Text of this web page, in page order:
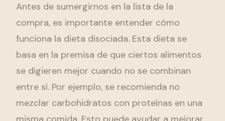
Antes de sumergirnos en la lista de la
compra, es importante entender cómo
funciona la dieta disociada. Esta dieta se
basa en la premisa de que ciertos alimentos
se digieren mejor cuando no se combinan
entre sí. Por ejemplo, se recomienda no
mezclar carbohidratos con proteínas en una